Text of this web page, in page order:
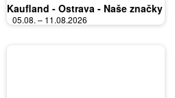
Kaufland - Ostrava - Naše značky
05.08. – 11.08.2026